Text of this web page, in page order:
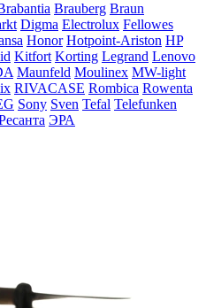
Brauberg Braun
Digma Electrolux Fellowes
Honor Hotpoint-Ariston HP
Kitfort Korting Legrand Lenovo
Maunfeld Moulinex MW-light
RIVACASE Rombica Rowenta
Sony Sven Tefal Telefunken
ЭРА